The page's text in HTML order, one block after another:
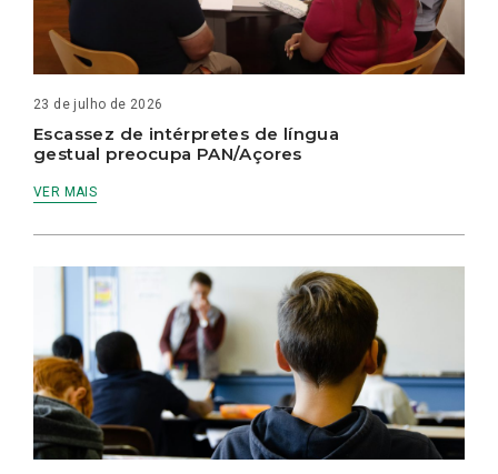
23 de julho de 2026
Escassez de intérpretes de língua
gestual preocupa PAN/Açores
VER MAIS